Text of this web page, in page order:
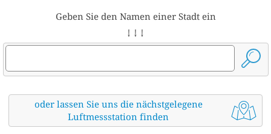
Geben Sie den Namen einer Stadt ein
↓ ↓ ↓
oder lassen Sie uns die nächstgelegene
Luftmessstation finden